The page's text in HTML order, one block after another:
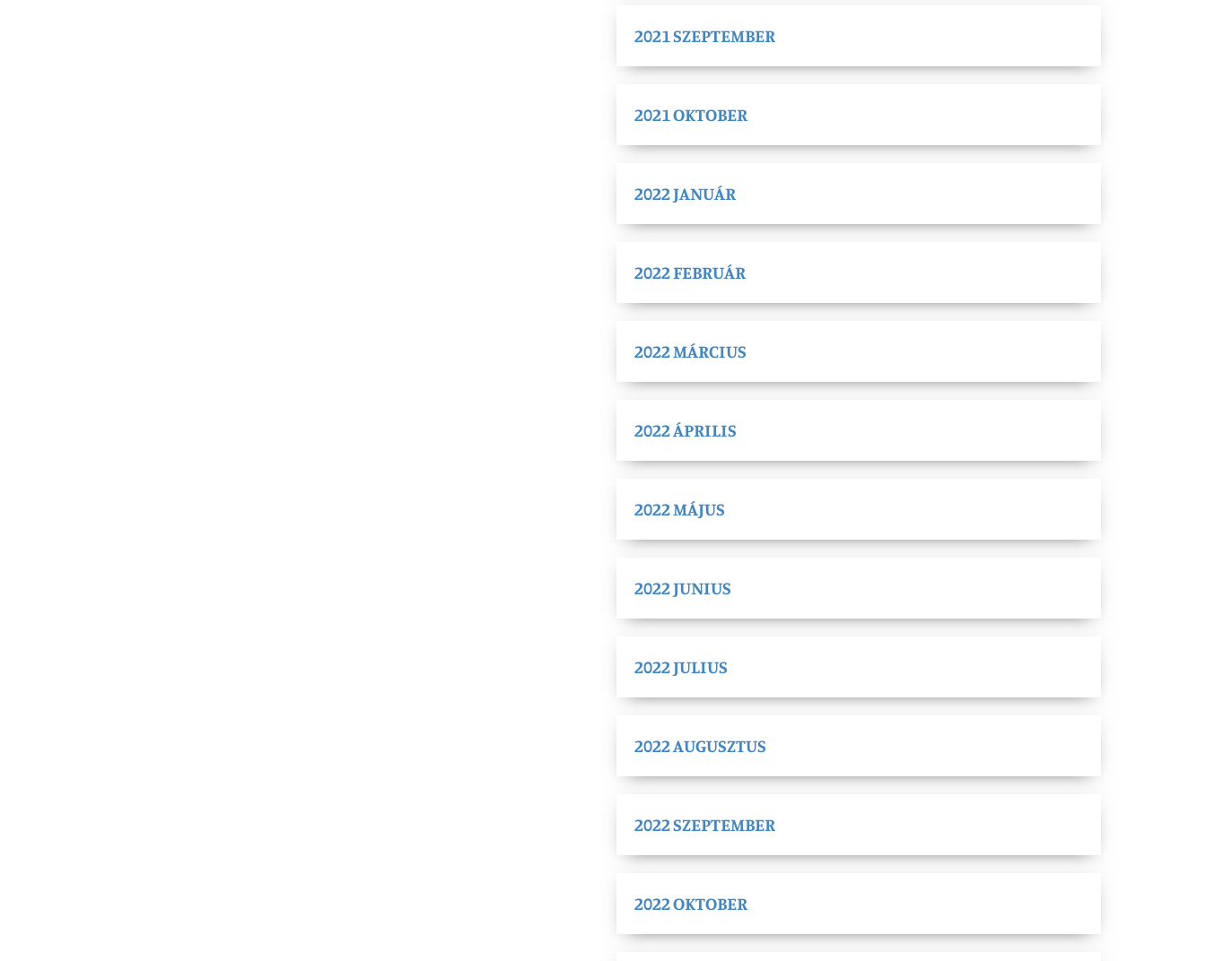
2021 SZEPTEMBER
2021 OKTOBER
2022 JANUÁR
2022 FEBRUÁR
2022 MÁRCIUS
2022 ÁPRILIS
2022 MÁJUS
2022 JUNIUS
2022 JULIUS
2022 AUGUSZTUS
2022 SZEPTEMBER
2022 OKTOBER